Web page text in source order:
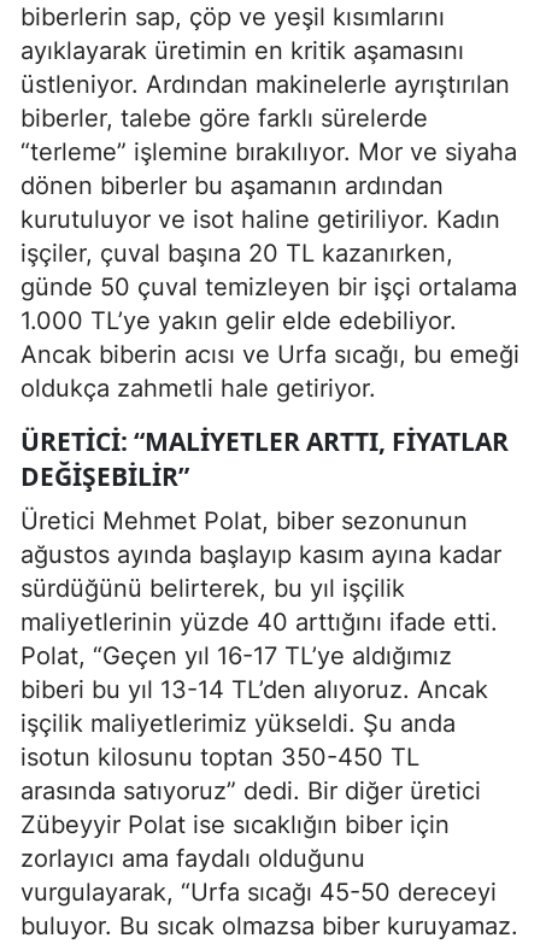
biberlerin sap, çöp ve yeşil kısımlarını
ayıklayarak üretimin en kritik aşamasını
üstleniyor. Ardından makinelerle ayrıştırılan
biberler, talebe göre farklı sürelerde
“terleme” işlemine bırakılıyor. Mor ve siyaha
dönen biberler bu aşamanın ardından
kurutuluyor ve isot haline getiriliyor. Kadın
işçiler, çuval başına 20 TL kazanırken,
günde 50 çuval temizleyen bir işçi ortalama
1.000 TL’ye yakın gelir elde edebiliyor.
Ancak biberin acısı ve Urfa sıcağı, bu emeği
oldukça zahmetli hale getiriyor.
ÜRETICI: “MALIYETLER ARTTI, FIYATLAR
DEĞIŞEBILIR”
Üretici Mehmet Polat, biber sezonunun
ağustos ayında başlayıp kasım ayına kadar
sürdüğünü belirterek, bu yıl işçilik
maliyetlerinin yüzde 40 arttığını ifade etti.
Polat, “Geçen yıl 16-17 TL’ye aldığımız
biberi bu yıl 13-14 TL’den alıyoruz. Ancak
işçilik maliyetlerimiz yükseldi. Şu anda
isotun kilosunu toptan 350-450 TL
arasında satıyoruz” dedi. Bir diğer üretici
Zübeyyir Polat ise sıcaklığın biber için
zorlayıcı ama faydalı olduğunu
vurgulayarak, “Urfa sıcağı 45-50 dereceyi
buluyor. Bu sıcak olmazsa biber kuruyamaz.